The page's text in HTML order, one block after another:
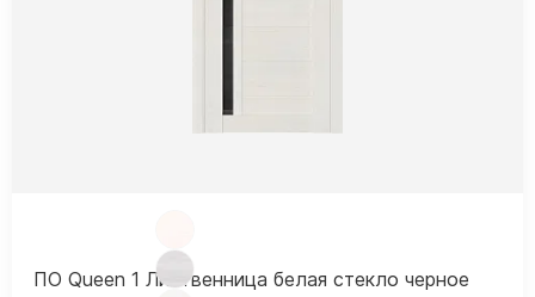
ПО Queen 1 Лиственница белая стекло черное